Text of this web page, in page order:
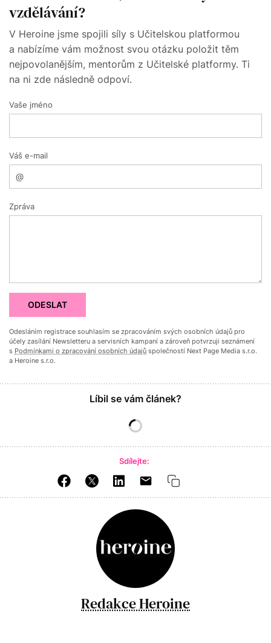
vzdělávání?
V Heroine jsme spojili síly s Učitelskou platformou
a nabízíme vám možnost svou otázku položit těm
nejpovolanějším, mentorům z Učitelské platformy. Ti
na ni zde následně odpoví.
Vaše jméno
Váš e-mail
Zpráva
ODESLAT
Odesláním registrace souhlasím se zpracováním svých osobních údajů pro
účely zasílání Newsletteru a servisních kampaní a zároveň potvrzuji seznámení
s Podmínkami o zpracování osobních údajů společností Next Page Media s.r.o.
a Heroine s.r.o.
Líbil se vám článek?
Sdílejte:
Redakce Heroine